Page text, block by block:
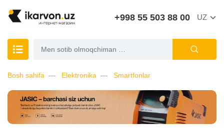
+998 55 503 88 00 UZ
Bosh sahifa Elektronika Smartfonlar